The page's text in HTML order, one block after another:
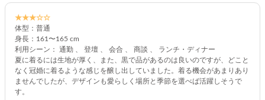
★★★☆☆
体型：普通
身長：161〜165 cm
利用シーン： 通勤 、 登壇 、 会合 、 商談 、 ランチ・ディナー
夏に着るには生地が厚く、また、黒で品があるのは良いのですが、どこと
なく冠婚に着るような感じを醸し出していました。着る機会があまりあり
ませんでしたが、デザインも愛らしく場所と季節を選べば活躍しそうで
す。